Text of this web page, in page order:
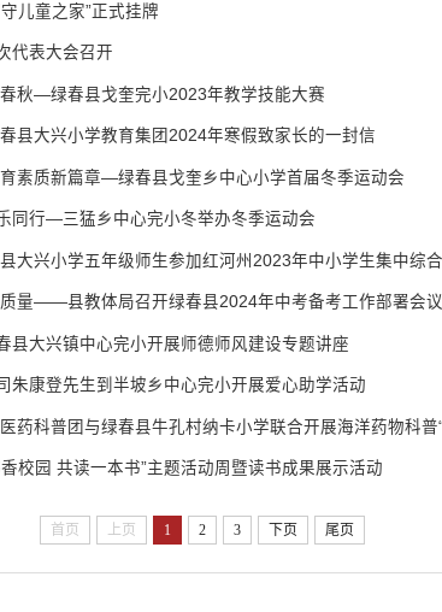
儿童之家”正式挂牌
代表大会召开
秋—绿春县戈奎完小2023年教学技能大赛
县大兴小学教育集团2024年寒假致家长的一封信
素质新篇章—绿春县戈奎乡中心小学首届冬季运动会
同行—三猛乡中心完小冬举办冬季运动会
量——县教体局召开绿春县2024年中考备考工作部署会议
大兴镇中心完小开展师德师风建设专题讲座
朱康登先生到半坡乡中心完小开展爱心助学活动
校园 共读一本书”主题活动周暨读书成果展示活动
首页 上页 1 2 3 下页 尾页